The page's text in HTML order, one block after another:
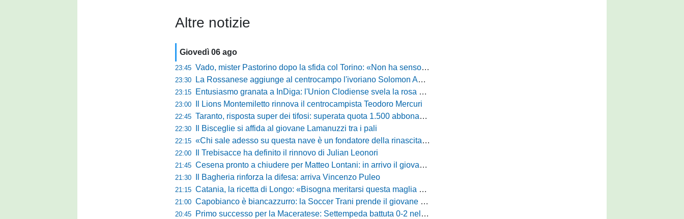
Altre notizie
Giovedì 06 ago
23:45 Vado, mister Pastorino dopo la sfida col Torino: «Non ha senso chiudersi e fare le barricate»
23:30 La Rossanese aggiunge al centrocampo l'ivoriano Solomon Andrews Manu
23:15 Entusiasmo granata a InDiga: l'Union Clodiense svela la rosa per la nuova annata
23:00 Il Lions Montemiletto rinnova il centrocampista Teodoro Mercuri
22:45 Taranto, risposta super dei tifosi: superata quota 1.500 abbonamenti
22:30 Il Bisceglie si affida al giovane Lamanuzzi tra i pali
22:15 «Chi sale adesso su questa nave è un fondatore della rinascita»: Davis carica l'ambiente Messina
22:00 Il Trebisacce ha definito il rinnovo di Julian Leonori
21:45 Cesena pronto a chiudere per Matteo Lontani: in arrivo il giovane talento dello Spezia
21:30 Il Bagheria rinforza la difesa: arriva Vincenzo Puleo
21:15 Catania, la ricetta di Longo: «Bisogna meritarsi questa maglia ogni singolo giorno»
21:00 Capobianco è biancazzurro: la Soccer Trani prende il giovane attaccante ex Monopoli
20:45 Primo successo per la Maceratese: Settempeda battuta 0-2 nella ripresa